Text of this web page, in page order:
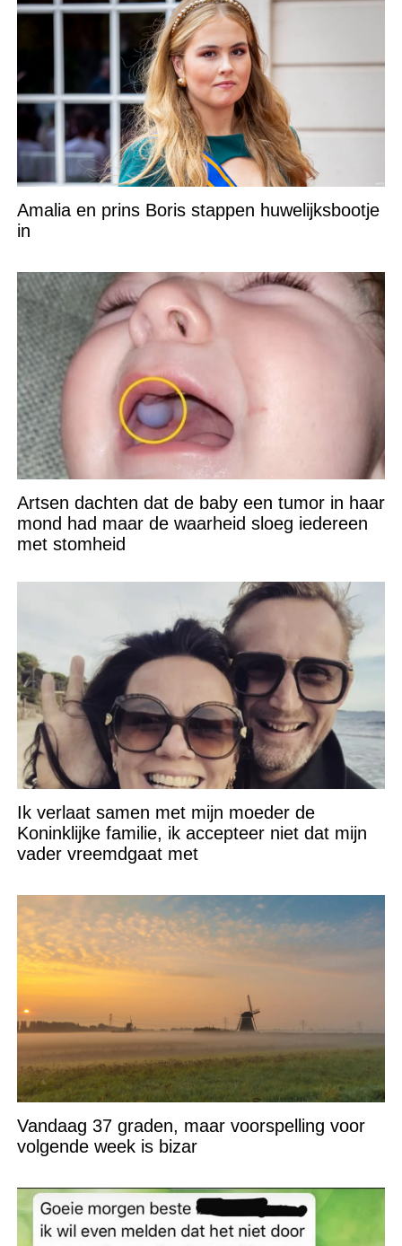
Amalia en prins Boris stappen huwelijksbootje
in
Artsen dachten dat de baby een tumor in haar
mond had maar de waarheid sloeg iedereen
met stomheid
Ik verlaat samen met mijn moeder de
Koninklijke familie, ik accepteer niet dat mijn
vader vreemdgaat met
Vandaag 37 graden, maar voorspelling voor
volgende week is bizar